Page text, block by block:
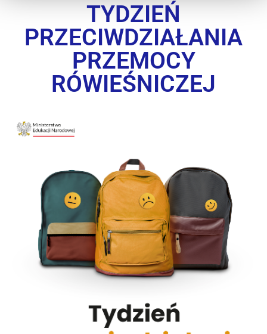
TYDZIEŃ
PRZECIWDZIAŁANIA
PRZEMOCY
RÓWIEŚNICZEJ